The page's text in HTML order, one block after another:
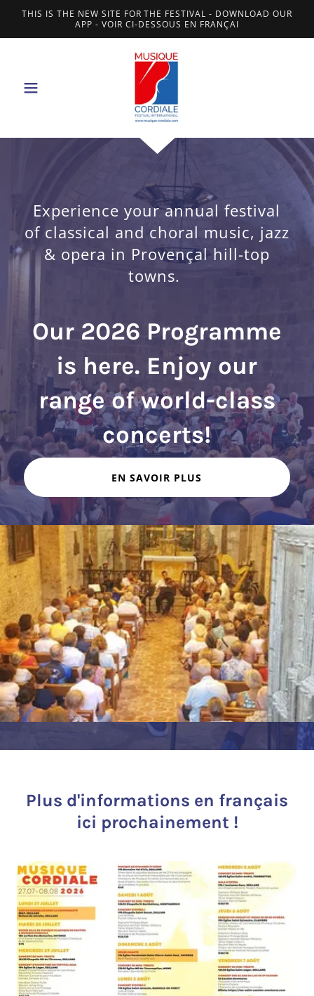
THIS IS THE NEW SITE FOR THE FESTIVAL - DOWNLOAD OUR
APP - VOIR CI-DESSOUS EN FRANÇAI
Experience your annual festival
of classical and choral music, jazz
& opera in Provençal hill-top
towns.
Our 2026 Programme
is here. Enjoy our
range of world-class
concerts!
EN SAVOIR PLUS
Plus d'informations en français
ici prochainement !